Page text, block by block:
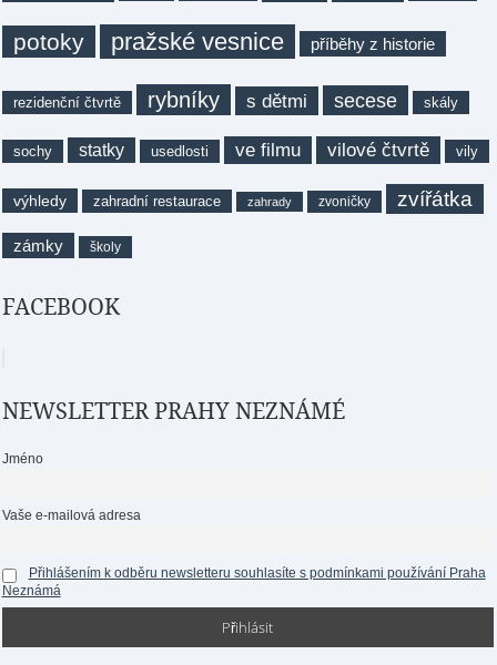
potoky pražské vesnice příběhy z historie
rezidenční čtvrtě rybníky s dětmi secese skály
sochy statky usedlosti ve filmu vilové čtvrtě vily
výhledy zahradní restaurace zahrady zvoničky zvířátka
zámky školy
FACEBOOK
NEWSLETTER PRAHY NEZNÁMÉ
Jméno
Vaše e-mailová adresa
Přihlášením k odběru newsletteru souhlasíte s podmínkami používání Praha
Neznámá